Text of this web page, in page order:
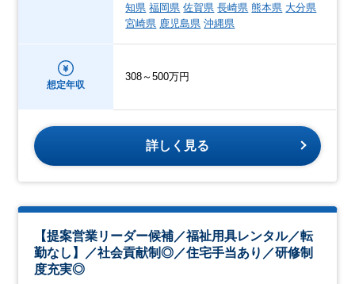
知県 福岡県 佐賀県 長崎県 熊本県 大分県
宮崎県 鹿児島県 沖縄県
想定年収
308～500万円
詳しく見る
【提案営業リーダー候補／福祉用具レンタル／転
勤なし】／社会貢献制◎／住宅手当あり／研修制
度充実◎